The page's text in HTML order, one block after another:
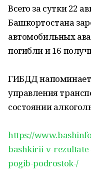
Всего за сутки 22
Башкортостана
автомобильных
погибли и 16
ГИБДД
управления
состоянии
https://
bashkirii-v-
pogib-podrostok-/